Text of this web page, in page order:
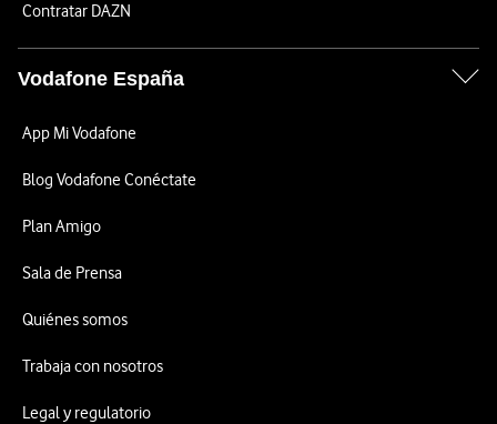
Contratar DAZN
Vodafone España
App Mi Vodafone
Blog Vodafone Conéctate
Plan Amigo
Sala de Prensa
Quiénes somos
Trabaja con nosotros
Legal y regulatorio